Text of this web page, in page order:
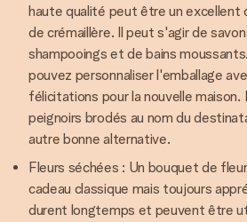
haute qualité peut être un excellent
de crémaillère. Il peut s'agir de
shampooings et de bains
pouvez personnaliser l'emballage
félicitations pour la nouvelle
peignoirs brodés au nom du
autre bonne alternative.
Fleurs séchées : Un bouquet de
cadeau classique mais toujours
durent longtemps et peuvent être